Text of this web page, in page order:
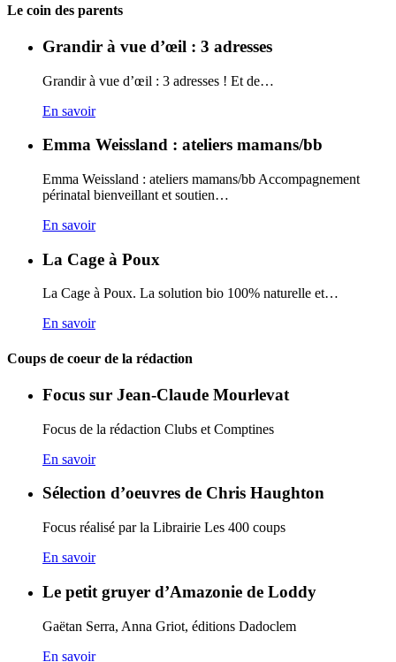
Carto
Le coin des parents
Grandir à vue d’œil : 3 adresses
Grandir à vue d’œil : 3 adresses ! Et de…
En savoir
Emma Weissland : ateliers mamans/bb
Emma Weissland : ateliers mamans/bb Accompagnement
périnatal bienveillant et soutien…
En savoir
La Cage à Poux
La Cage à Poux. La solution bio 100% naturelle et…
En savoir
Coups de coeur de la rédaction
Focus sur Jean-Claude Mourlevat
Focus de la rédaction Clubs et Comptines
En savoir
Sélection d’oeuvres de Chris Haughton
Focus réalisé par la Librairie Les 400 coups
En savoir
Le petit gruyer d’Amazonie de Loddy
Gaëtan Serra, Anna Griot, éditions Dadoclem
En savoir